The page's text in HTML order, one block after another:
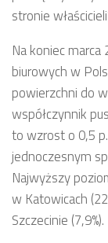
stronie
Na koniec
biurowych w
powierzchni do
współczynnik
to wzrost o 0,5
jednoczesnym
Najwyższy
w Katowicach
Szczecinie (7,9%).